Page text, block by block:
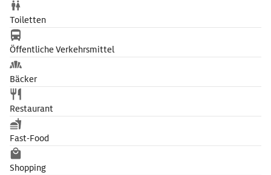
Toiletten
Öffentliche Verkehrsmittel
Bäcker
Restaurant
Fast-Food
Shopping